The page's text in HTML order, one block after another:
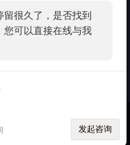
留很久了，是否找到
您可以直接在线与我
发起咨询